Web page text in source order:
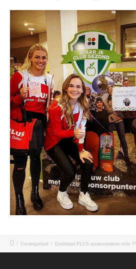
/ Uncategorized / Eindstand PLUS sponsorpunten actie !!!